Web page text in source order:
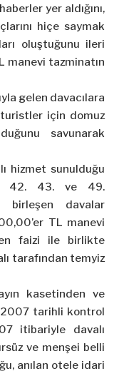
yer aldığını,
hiçe saymak
oluştuğunu ileri
tazminatın
gelen davacılara
için domuz
savunarak
hizmet sunulduğu
42. 43. ve 49.
birleşen davalar
TL manevi
faizi ile birlikte
tarafından temyiz
kasetinden ve
tarihli kontrol
itibariyle davalı
ve menşei belli
anılan otele idari